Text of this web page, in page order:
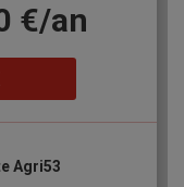
€/an
Agri53